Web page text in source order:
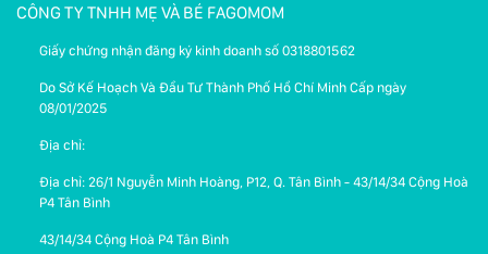
CÔNG TY TNHH MẸ VÀ BÉ FAGOMOM
Giấy chứng nhận đăng ký kinh doanh số 0318801562
Do Sở Kế Hoạch Và Đầu Tư Thành Phố Hồ Chí Minh Cấp ngày
08/01/2025
Địa chỉ:
Địa chỉ: 26/1 Nguyễn Minh Hoàng, P12, Q. Tân Bình - 43/14/34 Cộng Hoà
P4 Tân Bình
43/14/34 Cộng Hoà P4 Tân Bình